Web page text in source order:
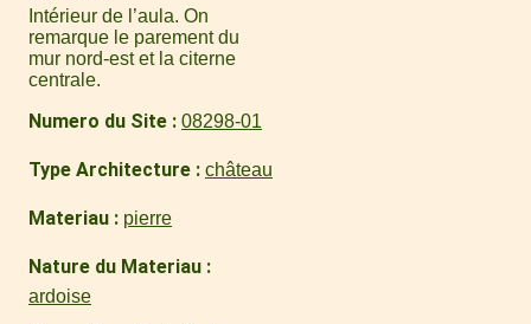
Intérieur de l’aula. On
remarque le parement du
mur nord-est et la citerne
centrale.
Numero du Site 08298-01
Type Architecture château
Materiau pierre
Nature du Materiau
ardoise